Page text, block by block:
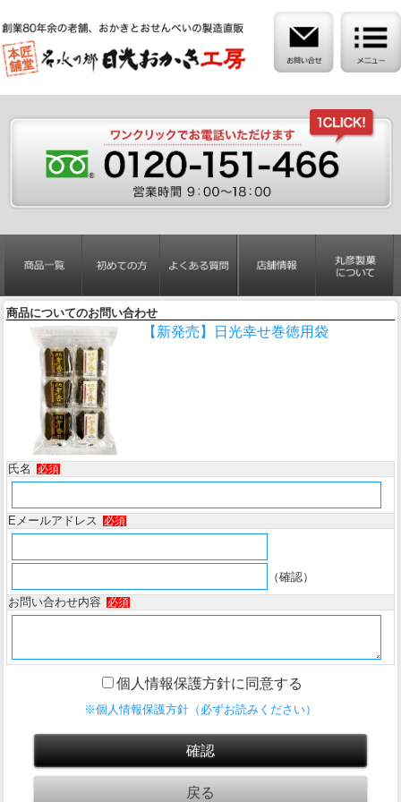
商品についてのお問い合わせ
【新発売】日光幸せ巻徳用袋
氏名 必須
Eメールアドレス 必須
（確認）
お問い合わせ内容
必須
個人情報保護方針に同意する
※個人情報保護方針（必ずお読みください）